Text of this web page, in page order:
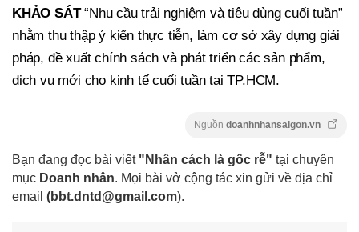
KHẢO SÁT“Nhu cầu trải nghiệm và tiêu dùng cuối tuần”
nhằm thu thập ý kiến thực tiễn, làm cơ sở xây dựng giải
pháp, đề xuất chính sách và phát triển các sản phẩm,
dịch vụ mới cho kinh tế cuối tuần tại TP.HCM.
Nguồn doanhnhansaigon.vn
Bạn đang đọc bài viết "Nhân cách là gốc rễ" tại chuyên
mục Doanh nhân. Mọi bài vở cộng tác xin gửi về địa chỉ
email (bbt.dntd@gmail.com).